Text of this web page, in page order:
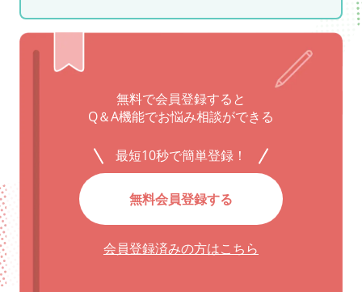
無料で会員登録すると
Q＆A機能でお悩み相談ができる
最短10秒で簡単登録！
無料会員登録する
会員登録済みの方はこちら